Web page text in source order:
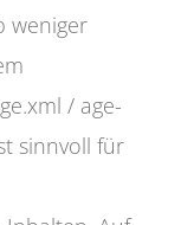
weniger
/ age-
sinnvoll für